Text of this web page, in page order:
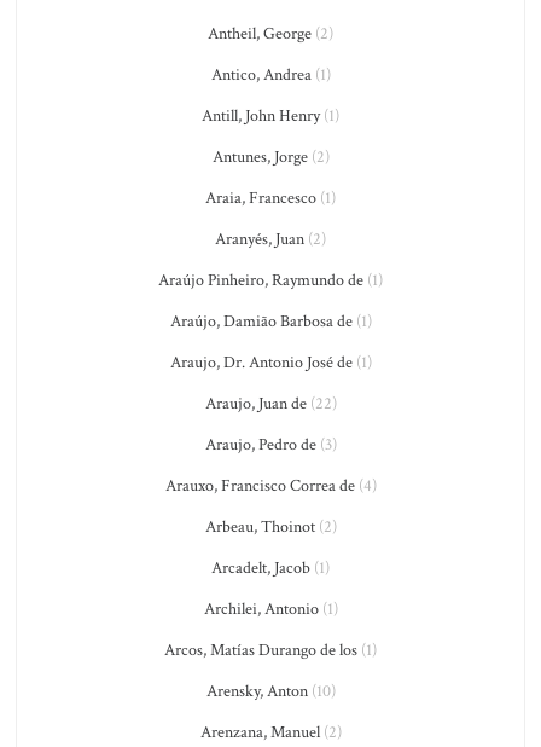
Antheil, George (2)
Antico, Andrea(1)
Antill, John Henry(1)
Antunes, Jorge(2)
Araia, Francesco (1)
Aranyés, Juan (2)
Araújo Pinheiro, Raymundo de (1)
Araújo, Damião Barbosa de(1)
Araujo, Dr. Antonio José de(1)
Araujo, Juan de(22)
Araujo, Pedro de(3)
Arauxo, Francisco Correa de(4)
Arbeau, Thoinot(2)
Arcadelt, Jacob (1)
Archilei, Antonio(1)
Arcos, Matías Durango de los (1)
Arensky, Anton(10)
Arenzana, Manuel(2)